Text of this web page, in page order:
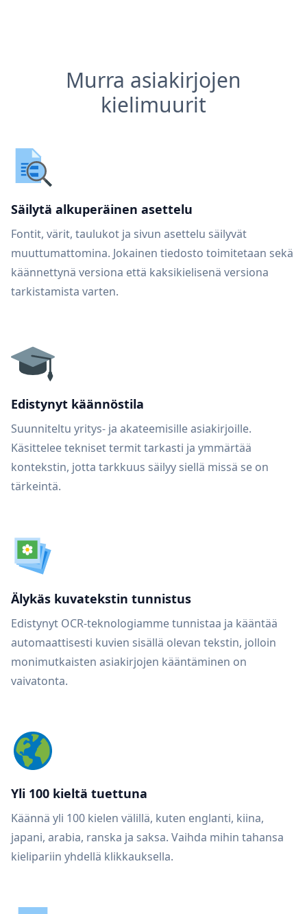
Murra asiakirjojen
kielimuurit
Säilytä alkuperäinen asettelu
Fontit, värit, taulukot ja sivun asettelu säilyvät
muuttumattomina. Jokainen tiedosto toimitetaan sekä
käännettynä versiona että kaksikielisenä versiona
tarkistamista varten.
Edistynyt käännöstila
Suunniteltu yritys- ja akateemisille asiakirjoille.
Käsittelee tekniset termit tarkasti ja ymmärtää
kontekstin, jotta tarkkuus säilyy siellä missä se on
tärkeintä.
Älykäs kuvatekstin tunnistus
Edistynyt OCR-teknologiamme tunnistaa ja kääntää
automaattisesti kuvien sisällä olevan tekstin, jolloin
monimutkaisten asiakirjojen kääntäminen on
vaivatonta.
Yli 100 kieltä tuettuna
Käännä yli 100 kielen välillä, kuten englanti, kiina,
japani, arabia, ranska ja saksa. Vaihda mihin tahansa
kielipariin yhdellä klikkauksella.